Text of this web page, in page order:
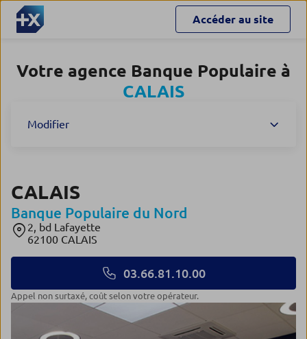
Accéder au site
Votre agence Banque Populaire à
CALAIS
Modifier
CALAIS
Banque Populaire du Nord
2, bd Lafayette
62100 CALAIS
03.66.81.10.00
Appel non surtaxé, coût selon votre opérateur.